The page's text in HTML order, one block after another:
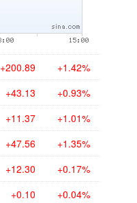
+200.89 +1.42%
+43.13 +0.93%
+11.37 +1.01%
+47.56 +1.35%
+12.30 +0.17%
+0.10 +0.04%